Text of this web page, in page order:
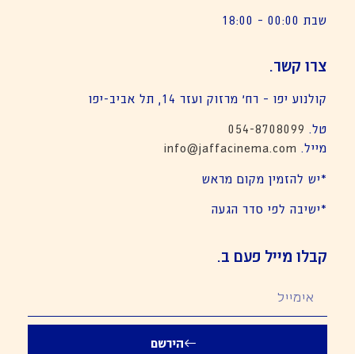
שבת 00:00 – 18:00
צרו קשר.
קולנוע יפו – רח׳ מרזוק ועזר 14, תל אביב-יפו
טל. 054-8708099
מייל. info@jaffacinema.com
*יש להזמין מקום מראש
*ישיבה לפי סדר הגעה
קבלו מייל פעם ב.
הירשם